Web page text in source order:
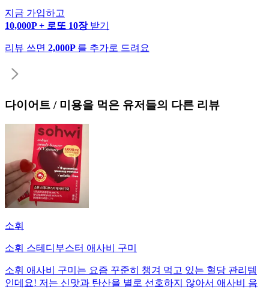
지금 가입하고
10,000P + 로또 10장 받기
리뷰 쓰면 2,000P 를 추가로 드려요
다이어트 / 미용을 먹은 유저들의 다른 리뷰
소휘
소휘 스테디부스터 애사비 구미
소휘 애사비 구미는 요즘 꾸준히 챙겨 먹고 있는 혈당 관리템
인데요! 저는 신맛과 탄산을 별로 선호하지 않아서 애사비 음